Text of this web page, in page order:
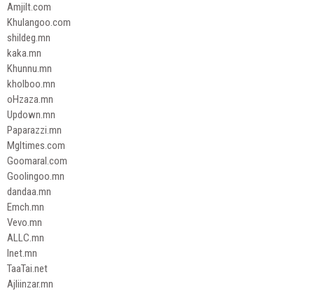
Amjilt.com
Khulangoo.com
shildeg.mn
kaka.mn
Khunnu.mn
kholboo.mn
oHzaza.mn
Updown.mn
Paparazzi.mn
Mgltimes.com
Goomaral.com
Goolingoo.mn
dandaa.mn
Emch.mn
Vevo.mn
ALLC.mn
Inet.mn
TaaTai.net
Ajliinzar.mn